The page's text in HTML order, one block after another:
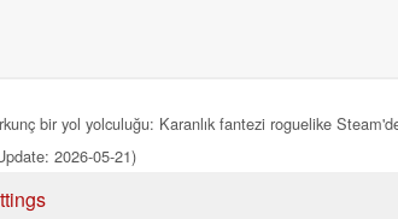
bir yol yolculuğu: Karanlık fantezi roguelike
2026-05-21)